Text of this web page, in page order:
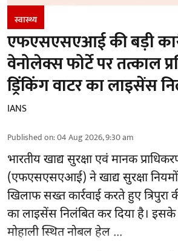
स्वास्थ्य
एफएसएसएआई की बड़ी
वेनोलेक्स फोर्टे पर तत्काल
ड्रिंकिंग वाटर का लाइसेंस
IANS
Published on:04 Aug 2026, 9:30 am
भारतीय खाद्य सुरक्षा एवं मानक
(एफएसएसएआई) ने खाद्य सुरक्षा
खिलाफ सख्त कार्रवाई करते हुए त्रिपुरा
का लाइसेंस निलंबित कर दिया है।
मोहाली स्थित नोबल हेल ...